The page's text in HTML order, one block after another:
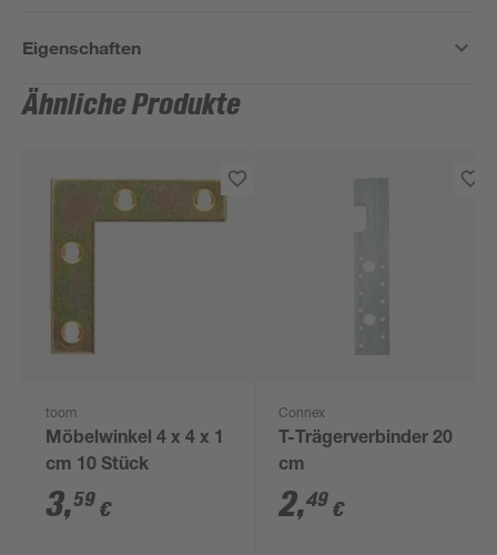
Eigenschaften
Ähnliche Produkte
toom
Möbelwinkel 4 x 4 x 1
cm 10 Stück
3,59 €
Connex
T-Trägerverbinder 20
cm
2,49 €